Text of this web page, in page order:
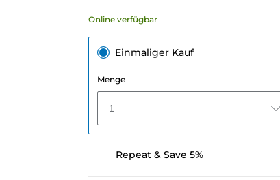
Online verfügbar
Einmaliger Kauf
Menge
1
Repeat & Save 5%